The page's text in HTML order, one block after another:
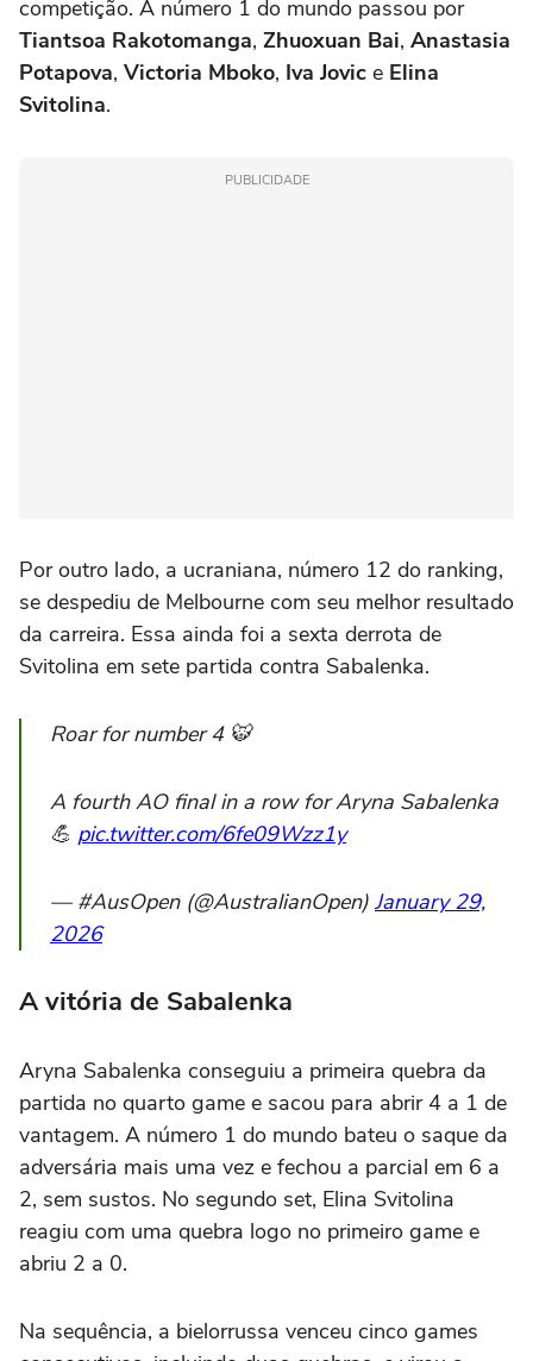
competição. A número 1 do mundo passou por
Tiantsoa Rakotomanga, Zhuoxuan Bai, Anastasia
Potapova, Victoria Mboko, Iva Jovic e Elina
Svitolina.
PUBLICIDADE
Por outro lado, a ucraniana, número 12 do ranking,
se despediu de Melbourne com seu melhor resultado
da carreira. Essa ainda foi a sexta derrota de
Svitolina em sete partida contra Sabalenka.
Roar for number 4 🐯
A fourth AO final in a row for Aryna Sabalenka
💪 pic.twitter.com/6fe09Wzz1y
— #AusOpen (@AustralianOpen) January 29,
2026
A vitória de Sabalenka
Aryna Sabalenka conseguiu a primeira quebra da
partida no quarto game e sacou para abrir 4 a 1 de
vantagem. A número 1 do mundo bateu o saque da
adversária mais uma vez e fechou a parcial em 6 a
2, sem sustos. No segundo set, Elina Svitolina
reagiu com uma quebra logo no primeiro game e
abriu 2 a 0.
Na sequência, a bielorrussa venceu cinco games